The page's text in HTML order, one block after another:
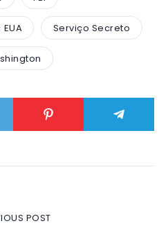
Serviço Secreto
POST